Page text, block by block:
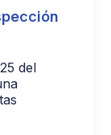
del